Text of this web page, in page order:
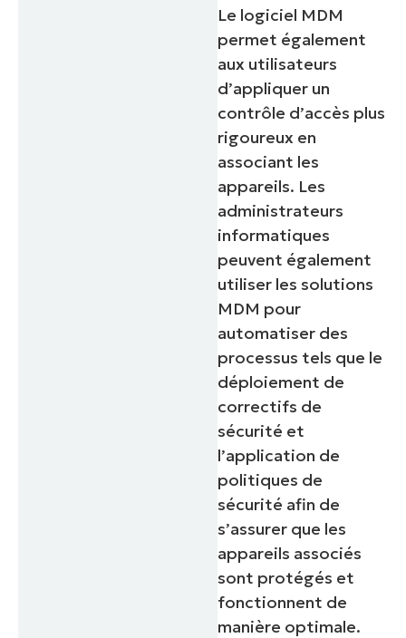
Le logiciel MDM
permet également
aux utilisateurs
d’appliquer un
contrôle d’accès plus
rigoureux en
associant les
appareils. Les
administrateurs
informatiques
peuvent également
utiliser les solutions
MDM pour
automatiser des
processus tels que le
déploiement de
correctifs de
sécurité et
l’application de
politiques de
sécurité afin de
s’assurer que les
appareils associés
sont protégés et
fonctionnent de
manière optimale.